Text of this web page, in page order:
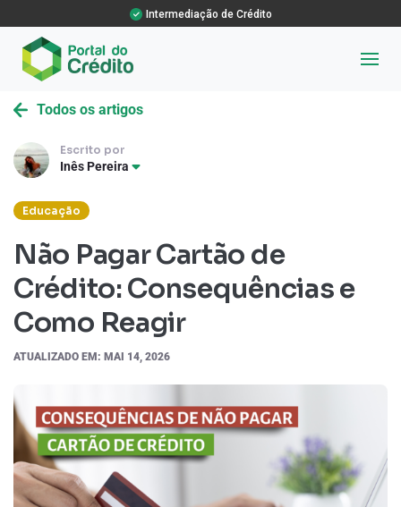
Intermediação de Crédito
Todos os artigos
Escrito por
Inês Pereira
Educação
Não Pagar Cartão de
Crédito: Consequências e
Como Reagir
ATUALIZADO EM: MAI 14, 2026